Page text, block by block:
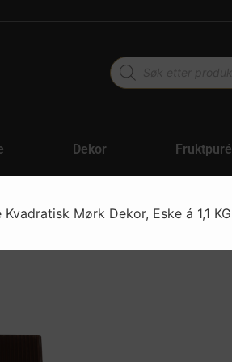
Dekor Fruktpuré
Mørk Dekor, Eske á 1,1 KG